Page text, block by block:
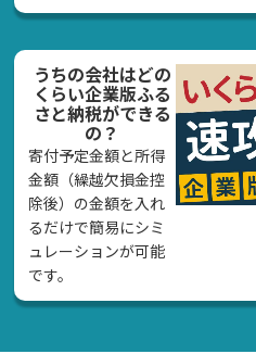
うちの会社はどの
くらい企業版ふる
さと納税ができる
の？
寄付予定金額と所得
金額（繰越欠損金控
除後）の金額を入れ
るだけで簡易にシミ
ュレーションが可能
です。